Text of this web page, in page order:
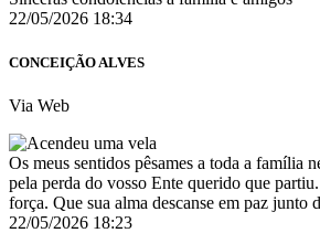
22/05/2026 18:34
CONCEIÇÃO ALVES
Via Web
Os meus sentidos pêsames a toda a família
pela perda do vosso Ente querido que
força. Que sua alma descanse em paz junto
22/05/2026 18:23